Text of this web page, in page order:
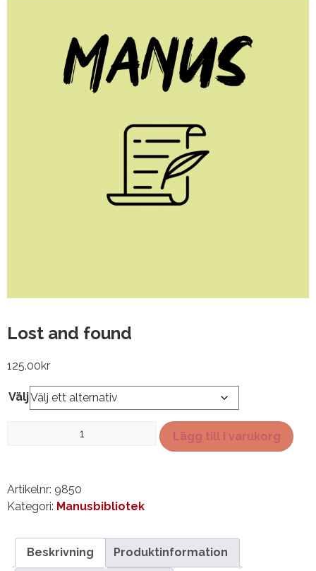
Lost and found
125.00kr
Välj
Lägg till i varukorg
Artikelnr: 9850
Kategori: Manusbibliotek
Beskrivning Produktinformation